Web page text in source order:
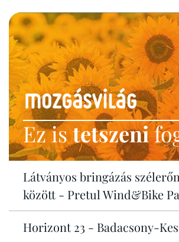
Ez istetszeni
Látványos bringázás
között - Pretul Wind&Bike
Horizont 23 - Badacsony-